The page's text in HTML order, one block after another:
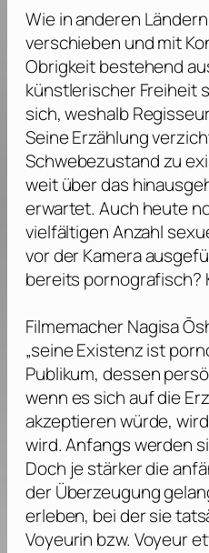
Wie in anderen
verschieben und mit
Obrigkeit bestehend
künstlerischer Freiheit
sich, weshalb
Seine Erzählung
Schwebezustand zu
weit über das
erwartet. Auch heute
vielfältigen Anzahl
vor der Kamera
bereits pornografisch?
FilmemacherNagisa
„seine Existenz ist
Publikum, dessen
wenn es sich auf die
akzeptieren würde,
wird. Anfangs werden
Doch je stärker die
der Überzeugung
erleben, bei der sie
Voyeurin bzw. Voyeur